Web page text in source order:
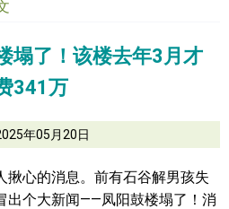
塌了！该楼去年3月才
341万
年05月20日
揪心的消息。前有石谷解男孩失
出个大新闻——凤阳鼓楼塌了！消